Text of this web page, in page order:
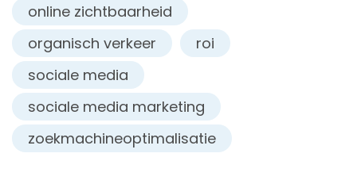
online zichtbaarheid
organisch verkeer
roi
sociale media
sociale media marketing
zoekmachineoptimalisatie